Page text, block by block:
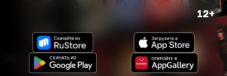
12+